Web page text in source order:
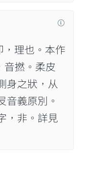
，理也。本作
音撚。柔皮
身之狀，从
音義原別。
，非。詳見